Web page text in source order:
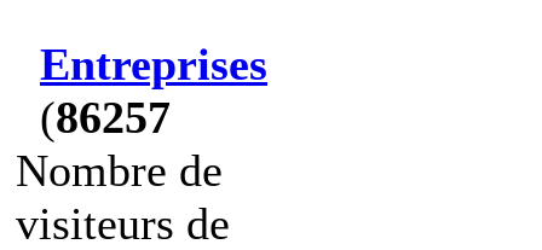
Entreprises
(86257
Nombre de
visiteurs de